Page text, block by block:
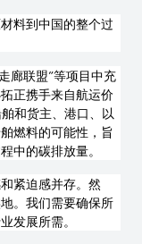
料到中国的整个过
廊联盟”等项目中充
正携手来自航运价
和货主、港口、以
燃料的可能性，旨
中的碳排放量。
紧迫感并存。然
。我们需要确保所
发展所需。